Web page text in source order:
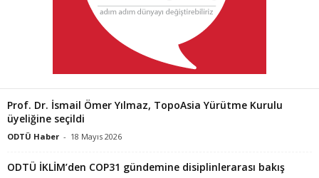
Prof. Dr. İsmail Ömer Yılmaz, TopoAsia Yürütme Kurulu
üyeliğine seçildi
ODTÜ Haber - 18 Mayıs 2026
ODTÜ İKLİM’den COP31 gündemine disiplinlerarası bakış